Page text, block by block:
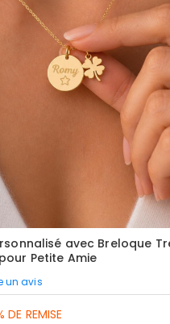
avec Breloque
Petite Amie
un avis
DE REMISE